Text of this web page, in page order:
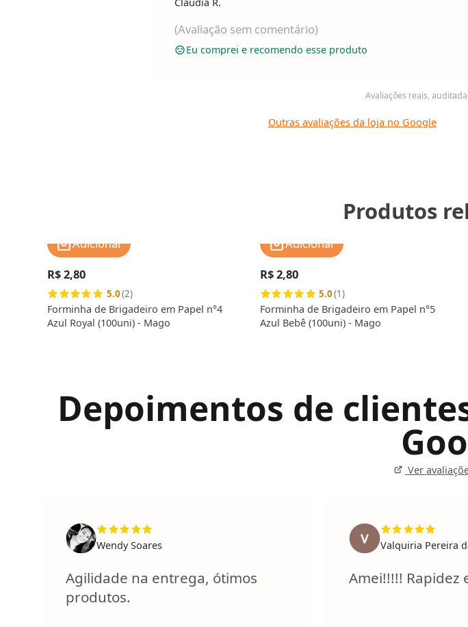
(Avaliação sem comentário)
Eu comprei e recomendo esse produto
Avaliações reais,
Outras avaliações da loja no Google
Produtos
R$ 2,80
5.0(2)
Forminha de Brigadeiro em Papel n°4
Azul Royal (100uni) - Mago
Adicionar
R$ 2,80
5.0(1)
Forminha de Brigadeiro em Papel n°5
Azul Bebê (100uni) - Mago
Adicionar
Depoimentos de
Ver
Wendy Soares
Agilidade na entrega, ótimos
produtos.
Valquiria Pereira
Amei!!!!! Rapidez